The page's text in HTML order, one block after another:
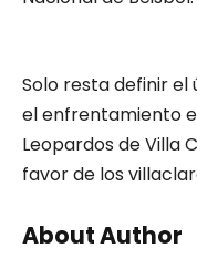
Solo resta definir el
el enfrentamiento
Leopardos de Villa
favor de los
About Author